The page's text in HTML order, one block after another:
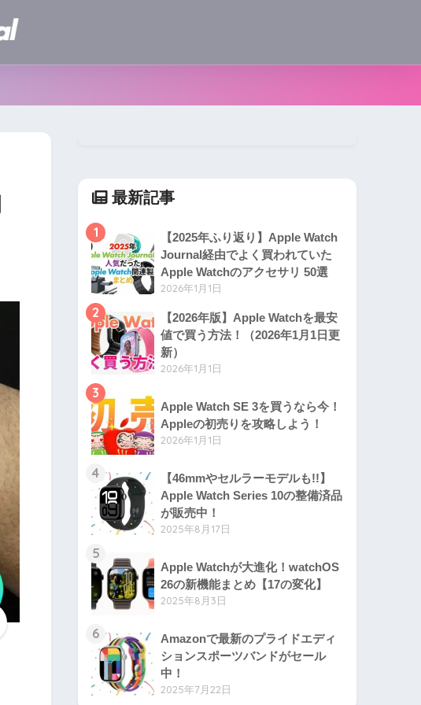
最新記事
1
【2025年ふり返り】Apple Watch
Journal経由でよく買われていた
Apple Watchのアクセサリ 50選
2026年1月1日
2
【2026年版】Apple Watchを最安
値で買う方法！（2026年1月1日更
新）
2026年1月1日
3
Apple Watch SE 3を買うなら今！
Appleの初売りを攻略しよう！
2026年1月1日
4
【46mmやセルラーモデルも!!】
Apple Watch Series 10の整備済品
が販売中！
2025年8月17日
5
Apple Watchが大進化！watchOS
26の新機能まとめ【17の変化】
2025年8月3日
6
Amazonで最新のプライドエディ
ションスポーツバンドがセール
中！
2025年7月22日